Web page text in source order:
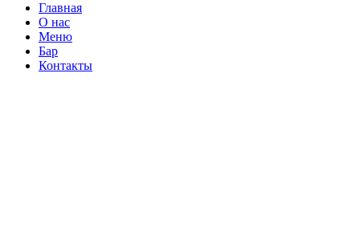
Главная
О нас
Меню
Бар
Контакты